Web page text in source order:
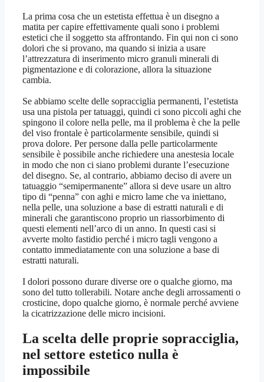
La prima cosa che un estetista effettua è un disegno a
matita per capire effettivamente quali sono i problemi
estetici che il soggetto sta affrontando. Fin qui non ci sono
dolori che si provano, ma quando si inizia a usare
l’attrezzatura di inserimento micro granuli minerali di
pigmentazione e di colorazione, allora la situazione
cambia.
Se abbiamo scelte delle sopracciglia permanenti, l’estetista
usa una pistola per tatuaggi, quindi ci sono piccoli aghi che
spingono il colore nella pelle, ma il problema è che la pelle
del viso frontale è particolarmente sensibile, quindi si
prova dolore. Per persone dalla pelle particolarmente
sensibile è possibile anche richiedere una anestesia locale
in modo che non ci siano problemi durante l’esecuzione
del disegno. Se, al contrario, abbiamo deciso di avere un
tatuaggio “semipermanente” allora si deve usare un altro
tipo di “penna” con aghi e micro lame che va iniettano,
nella pelle, una soluzione a base di estratti naturali e di
minerali che garantiscono proprio un riassorbimento di
questi elementi nell’arco di un anno. In questi casi si
avverte molto fastidio perché i micro tagli vengono a
contatto immediatamente con una soluzione a base di
estratti naturali.
I dolori possono durare diverse ore o qualche giorno, ma
sono del tutto tollerabili. Notare anche degli arrossamenti o
crosticine, dopo qualche giorno, è normale perché avviene
la cicatrizzazione delle micro incisioni.
La scelta delle proprie sopracciglia,
nel settore estetico nulla è
impossibile